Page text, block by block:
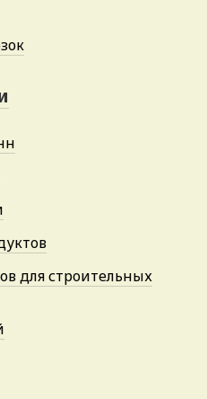
для строительных